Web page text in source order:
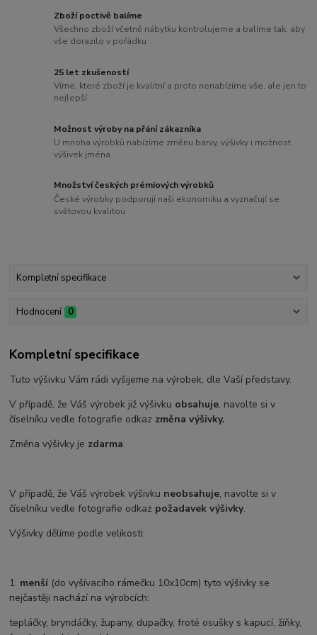
Zboží poctivě balíme
Všechno zboží včetně nábytku kontrolujeme a balíme tak, aby
vše dorazilo v pořádku
25 let zkušeností
Víme, které zboží je kvalitní a proto nenabízíme vše, ale jen to
nejlepší
Možnost výroby na přání zákazníka
U mnoha výrobků nabízíme změnu barvy, výšivky i možnost
výšivek jména
Množství českých prémiových výrobků
České výrobky podporují naši ekonomiku a vyznačují se
světovou kvalitou
Kompletní specifikace
Hodnocení 0
Kompletní specifikace
Tuto výšivku Vám rádi vyšijeme na výrobek, dle Vaší představy.
V případě, že Váš výrobek již výšivku obsahuje, navolte si v
číselníku vedle fotografie odkaz změna výšivky.
Změna výšivky je zdarma.
V případě, že Váš výrobek výšivku neobsahuje, navolte si v
číselníku vedle fotografie odkaz požadavek výšivky.
Výšivky dělíme podle velikosti:
1. menší (do vyšívacího rámečku 10x10cm) tyto výšivky se
nejčastěji nachází na výrobcích:
tepláčky, bryndáčky, župany, dupačky, froté osušky s kapucí, žíňky,